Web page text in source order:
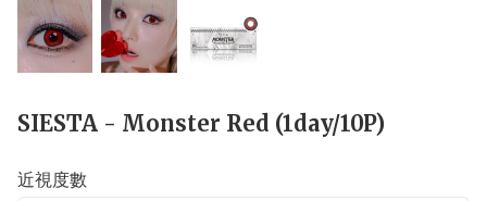
SIESTA - Monster Red (1day/10P)
近視度數